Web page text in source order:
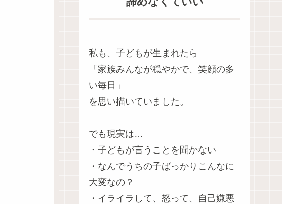
私も、子どもが生まれたら
「家族みんなが穏やかで、笑顔の多
い毎日」
を思い描いていました。
でも現実は…
・子どもが言うことを聞かない
・なんでうちの子ばっかりこんなに
大変なの？
・イライラして、怒って、自己嫌悪